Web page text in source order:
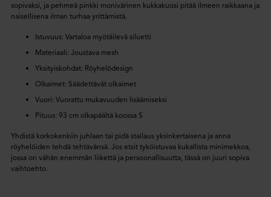
sopivaksi, ja pehmeä pinkki monivärinen kukkakuosi pitää ilmeen raikkaana ja
naisellisena ilman turhaa yrittämistä.
Istuvuus: Vartaloa myötäilevä siluetti
Materiaali: Joustava mesh
Yksityiskohdat: Röyhelödesign
Olkaimet: Säädettävät olkaimet
Vuori: Vuorattu mukavuuden lisäämiseksi
Pituus: 93 cm olkapäältä koossa S
Yhdistä korkokenkiin juhlaan tai pidä stailaus yksinkertaisena ja anna
röyhelöiden tehdä tehtävänsä. Jos etsit tyköistuvaa kukallista minimekkoa,
jossa on vähän enemmän liikettä ja persoonallisuutta, tässä on juuri sopiva
vaihtoehto.